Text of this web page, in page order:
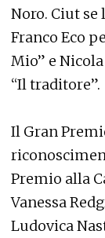
Noro. Ciut se
Franco Eco
Mio” e
“Il traditore”.
Il Gran
Premio alla
Vanessa
Ludovica